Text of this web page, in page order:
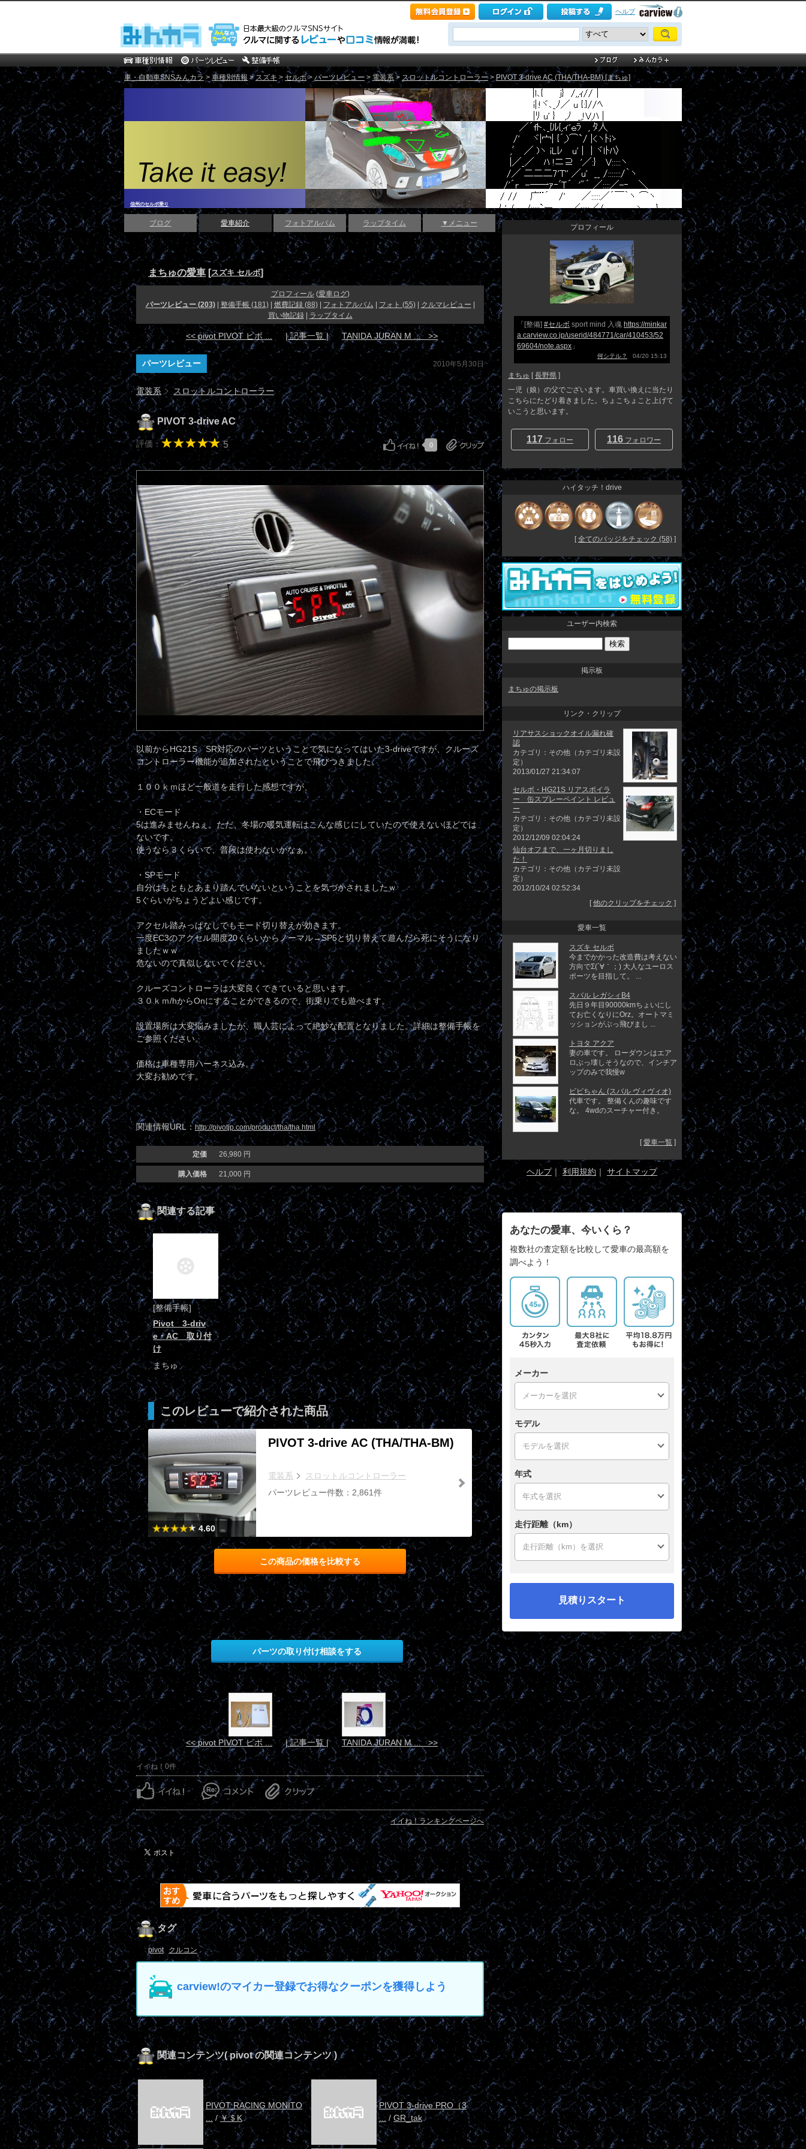
ヘルプ
車・自動車SNSみんカラ >車種別情報 >スズキ > セルボ> パーツレビュー> 電装系 > スロットルコントローラー>PIVOT 3-drive AC (THA/THA-BM) [まちゅ]
信州のセルボ乗り
ブログ 愛車紹介 フォトアルバム ラップタイム ▼メニュー
まちゅの愛車 [スズキ セルボ]
プロフィール(愛車ログ)
パーツレビュー (203)| 整備手帳 (181)| 燃費記録 (88)| フォトアルバム フォト (55)| クルマレビュー
買い物記録| ラップタイム
<< pivot PIVOT ピボ ... | 記事一覧 | TANIDA JURAN M ... >>
パーツレビュー 2010年5月30日
電装系 スロットルコントローラー
PIVOT 3-drive AC
評価： 5 0
以前からHG21S SR対応のパーツということで気になってはいた3-driveですが、クルーズ
コントローラー機能が追加されたということで飛びつきました。
１００ｋｍほど一般道を走行した感想ですが、
・ECモード
5は進みませんねぇ。ただ、冬場の暖気運転はこんな感じにしていたので使えないほどでは
ないです。
使うなら３くらいで、普段は使わないかなぁ。
・SPモード
自分はもともとあまり踏んでいないということを気づかされましたｗ
5ぐらいがちょうどよい感じです。
アクセル踏みっぱなしでもモード切り替えが効きます。
一度EC3のアクセル開度20くらいからノーマル→SP5と切り替えて遊んだら死にそうになり
ましたｗｗ
危ないので真似しないでください。
クルーズコントローラは大変良くできていると思います。
３０ｋｍ/hからOnにすることができるので、街乗りでも遊べます。
設置場所は大変悩みましたが、職人芸によって絶妙な配置となりました。詳細は整備手帳を
ご参照ください。
価格は車種専用ハーネス込み。
大変お勧めです。
関連情報URL： http://pivotjp.com/product/tha/tha.html
定価 26,980 円
購入価格 21,000 円
関連する記事
[整備手帳]
Pivot 3-driv
e・AC 取り付
け
まちゅ
このレビューで紹介された商品
4.60
PIVOT 3-drive AC (THA/THA-BM)
電装系
スロットルコントローラー
パーツレビュー件数：2,861件
この商品の価格を比較する
パーツの取り付け相談をする
<< pivot PIVOT ピボ ... | 記事一覧 | TANIDA JURAN M ... >>
イイね！0件
イイね！ランキングページへ
タグ
pivot クルコン
carview!のマイカー登録でお得なクーポンを獲得しよう
関連コンテンツ( pivot の関連コンテンツ )
PIVOT RACING MONITO
...
/￥＄K
PIVOT 3-drive PRO（3
.../ GR_tak
プロフィール
「[整備] #セルボ sport mind 入魂 https://minkar
a.carview.co.jp/userid/484771/car/410453/52
69604/note.aspx 」
何シテル？ 04/20 15:13
まちゅ [長野県 ]
一児（娘）の父でございます。車買い換えに当たり
こちらにたどり着きました。ちょこちょこと上げて
いこうと思います。
117 フォロー 116 フォロワー
ハイタッチ！drive
[全てのバッジをチェック (58) ]
ユーザー内検索
掲示板
まちゅの掲示板
リンク・クリップ
リアサスショックオイル漏れ確
認
カテゴリ：その他（カテゴリ未設
定）
2013/01/27 21:34:07
セルボ・HG21S リアスポイラ
ー 缶スプレーペイント レビュ
ー
カテゴリ：その他（カテゴリ未設
定）
2012/12/09 02:04:24
仙台オフまで、一ヶ月切りまし
た！
カテゴリ：その他（カテゴリ未設
定）
2012/10/24 02:52:34
[他のクリップをチェック ]
愛車一覧
スズキ セルボ
今までかかった改造費は考えない
方向でΣ(´∀｀；) 大人なユーロス
ポーツを目指して。 ...
スバル レガシィB4
先日９年目90000kmちょいにし
てお亡くなりにOrz。オートマミ
ッションがぶっ飛びまし ...
トヨタ アクア
妻の車です。 ローダウンはエア
ロぶっ壊しそうなので、インチア
ップのみで我慢w
ビビちゃん (スバル ヴィヴィオ)
代車です。 整備くんの趣味です
な。 4wdのスーチャー付き。
[愛車一覧 ]
ヘルプ｜ 利用規約 ｜ サイトマップ
あなたの愛車、今いくら？
複数社の査定額を比較して愛車の最高額を
調べよう！
メーカー
モデル
年式
走行距離（km）
見積りスタート